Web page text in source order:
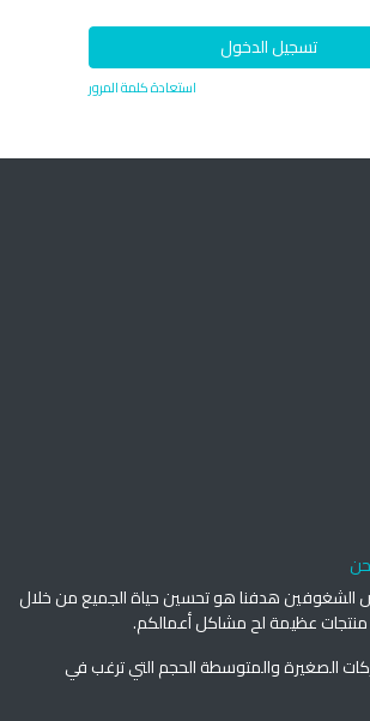
تسجيل الدخول
استعادة كلمة المرور
هدفنا هو تحسين حياة الجميع من خلال
منتجات عظيمة لح مشاكل أعمالكم.
الصغيرة والمتوسطة الحجم التي ترغب في